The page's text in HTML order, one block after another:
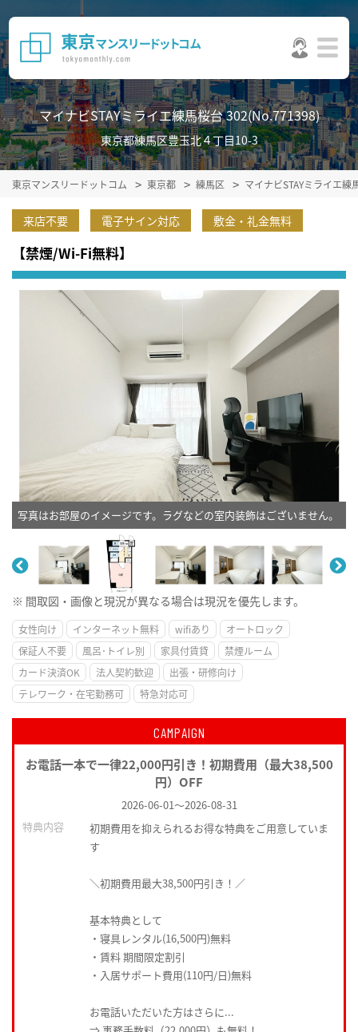
マイナビSTAYミライエ練馬桜台 302(No.771398)
東京都練馬区豊玉北４丁目10-3
東京マンスリードットコム 東京都 練馬区 マイナビSTAYミライエ練
来店不要 電子サイン対応 敷金・礼金無料
【禁煙/Wi-Fi無料】
写真はお部屋のイメージです。ラグなどの室内装飾はございません。
※ 間取図・画像と現況が異なる場合は現況を優先します。
女性向け インターネット無料 wifiあり
オートロック
保証人不要
風呂･トイレ別 家具付賃貸
禁煙ルーム
カード決済OK
法人契約歓迎
出張・研修向け
テレワーク・在宅勤務可
特急対応可
CAMPAIGN
お電話一本で一律22,000円引き！初期費用（最大38,500
円）OFF
2026-06-01～2026-08-31
特典内容
初期費用を抑えられるお得な特典をご用意していま
す
＼初期費用最大38,500円引き！／
基本特典として
・寝具レンタル(16,500円)無料
・賃料 期間限定割引
・入居サポート費用(110円/日)無料
お電話いただいた方はさらに...